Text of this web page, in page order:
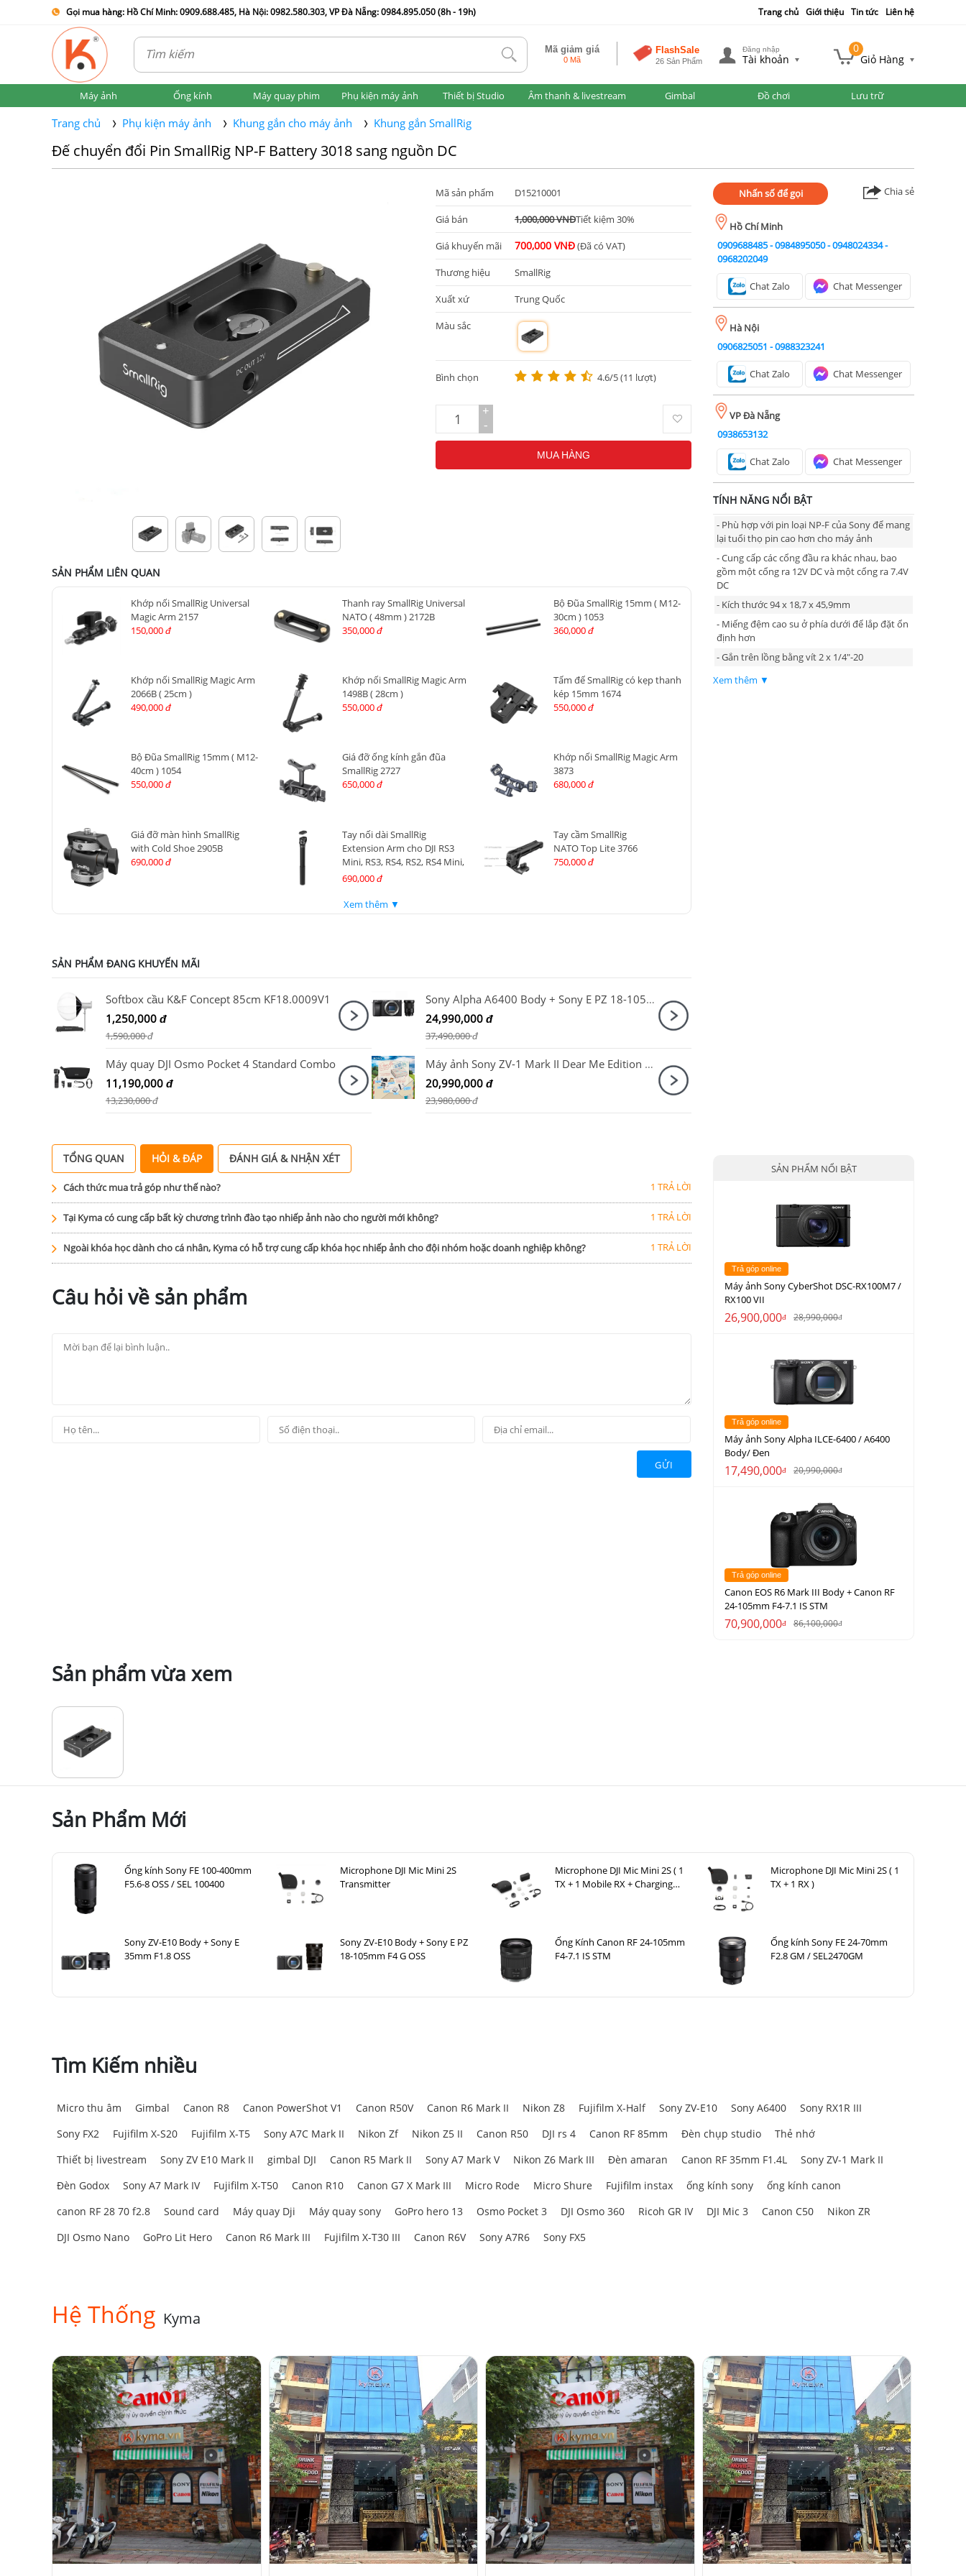
Gọi mua hàng: Hồ Chí Minh: 0909.688.485, Hà Nội: 0982.580.303, VP Đà Nẵng: 0984.895.050 (8h - 19h) Trang chủ Giới thiệu Tin tức Liên hệ
tlk Mã giảm giá
0 Mã
FlashSale
26 Sản Phẩm
Đăng nhập
Tài khoản
0
Giỏ Hàng
Máy ảnh Ống kính Máy quay phim Phụ kiện máy ảnh Thiết bị Studio Âm thanh & livestream Gimbal Đồ chơi Lưu trữ
Trang chủ Phụ kiện máy ảnh Khung gắn cho máy ảnh Khung gắn SmallRig
Đế chuyển đổi Pin SmallRig NP-F Battery 3018 sang nguồn DC
Mã sản phẩm D15210001
Giá bán 1,000,000 VNĐTiết kiệm 30%
Giá khuyến mãi 700,000 VNĐ(Đã có VAT)
Thương hiệu SmallRig
Xuất xứ Trung Quốc
Màu sắc
m
Bình chọn 4.6/5 (11 lượt)
+
-
MUA HÀNG
SẢN PHẨM LIÊN QUAN
Khớp nối SmallRig Universal
Magic Arm 2157
150,000 đ
Thanh ray SmallRig Universal
NATO ( 48mm ) 2172B
350,000 đ
Bộ Đũa SmallRig 15mm ( M12-
30cm ) 1053
360,000 đ
Khớp nối SmallRig Magic Arm
2066B ( 25cm )
490,000 đ
Khớp nối SmallRig Magic Arm
1498B ( 28cm )
550,000 đ
Tấm đế SmallRig có kẹp thanh
kép 15mm 1674
550,000 đ
Bộ Đũa SmallRig 15mm ( M12-
40cm ) 1054
550,000 đ
Giá đỡ ống kính gắn đũa
SmallRig 2727
650,000 đ
Khớp nối SmallRig Magic Arm
3873
680,000 đ
Giá đỡ màn hình SmallRig
with Cold Shoe 2905B
690,000 đ
Tay nối dài SmallRig
Extension Arm cho DJI RS3
Mini, RS3, RS4, RS2, RS4 Mini,
RS3 Pro, RS4 Pro 4378
690,000 đ
Tay cầm SmallRig
NATO Top Lite 3766
750,000 đ
Xem thêm ▼
SẢN PHẨM ĐANG KHUYẾN MÃI
Softbox cầu K&F Concept 85cm KF18.0009V1
1,250,000 đ
1,590,000đ
Sony Alpha A6400 Body + Sony E PZ 18-105mm F4 G OSS
24,990,000 đ
37,490,000đ
Máy quay DJI Osmo Pocket 4 Standard Combo
11,190,000 đ
13,230,000đ
Máy ảnh Sony ZV-1 Mark II Dear Me Edition Trắng
20,990,000 đ
23,980,000đ
Nhấn số để gọi Chia sẻ
Hồ Chí Minh
0909688485-0984895050-0948024334-
0968202049
Chat Zalo Chat Messenger
Hà Nội
0906825051 -0988323241
Chat Zalo Chat Messenger
VP Đà Nẵng
0938653132
Chat Zalo Chat Messenger
TÍNH NĂNG NỔI BẬT
- Phù hợp với pin loại NP-F của Sony để mang
lại tuổi thọ pin cao hơn cho máy ảnh
- Cung cấp các cổng đầu ra khác nhau, bao
gồm một cổng ra 12V DC và một cổng ra 7.4V
DC
- Kích thước 94 x 18,7 x 45,9mm
- Miếng đệm cao su ở phía dưới để lắp đặt ổn
định hơn
- Gắn trên lồng bằng vít 2 x 1/4"-20
Xem thêm ▼
TỔNG QUAN HỎI & ĐÁP ĐÁNH GIÁ & NHẬN XÉT
Cách thức mua trả góp như thế nào? 1 TRẢ LỜI
Tại Kyma có cung cấp bất kỳ chương trình đào tạo nhiếp ảnh nào cho người mới không? 1 TRẢ LỜI
Ngoài khóa học dành cho cá nhân, Kyma có hỗ trợ cung cấp khóa học nhiếp ảnh cho đội nhóm hoặc doanh nghiệp không? 1 TRẢ LỜI
Câu hỏi về sản phẩm
GỬI
SẢN PHẨM NỔI BẬT
Trả góp online
Máy ảnh Sony CyberShot DSC-RX100M7 /
RX100 VII
26,900,000đ 28,990,000đ
Trả góp online
Máy ảnh Sony Alpha ILCE-6400 / A6400
Body/ Đen
17,490,000đ 20,990,000đ
Trả góp online
Canon EOS R6 Mark III Body + Canon RF
24-105mm F4-7.1 IS STM
70,900,000đ 86,100,000đ
Sản phẩm vừa xem
Sản Phẩm Mới
Ống kính Sony FE 100-400mm
F5.6-8 OSS / SEL 100400
Microphone DJI Mic Mini 2S
Transmitter
Microphone DJI Mic Mini 2S ( 1
TX + 1 Mobile RX + Charging
Microphone DJI Mic Mini 2S ( 1
TX + 1 RX )
Sony ZV-E10 Body + Sony E
35mm F1.8 OSS
Sony ZV-E10 Body + Sony E PZ
18-105mm F4 G OSS
Ống Kính Canon RF 24-105mm
F4-7.1 IS STM
Ống kính Sony FE 24-70mm
F2.8 GM / SEL2470GM
Tìm Kiếm nhiều
Micro thu âm Gimbal Canon R8 Canon PowerShot V1 Canon R50V Canon R6 Mark II Nikon Z8 Fujifilm X-Half Sony ZV-E10 Sony A6400
Sony RX1R III
Sony FX2
Fujifilm X-S20 Fujifilm X-T5 Sony A7C Mark II Nikon Zf Nikon Z5 II Canon R50 DJI rs 4 Canon RF 85mm Đèn chụp studio
Thẻ nhớ
Thiết bị livestream
Sony ZV E10 Mark II gimbal DJI Canon R5 Mark II Sony A7 Mark V Nikon Z6 Mark III Đèn amaran Canon RF 35mm F1.4L
Sony ZV-1 Mark II
Đèn Godox
Sony A7 Mark IV Fujifilm X-T50 Canon R10 Canon G7 X Mark III Micro Rode Micro Shure Fujifilm instax ống kính sony
ống kính canon
canon RF 28 70 f2.8
Sound card Máy quay Dji Máy quay sony GoPro hero 13 Osmo Pocket 3 DJI Osmo 360 Ricoh GR IV DJI Mic 3 Canon C50
Nikon ZR
DJI Osmo Nano
GoPro Lit Hero Canon R6 Mark III Fujifilm X-T30 III Canon R6V Sony A7R6 Sony FX5
Hệ Thống Kyma